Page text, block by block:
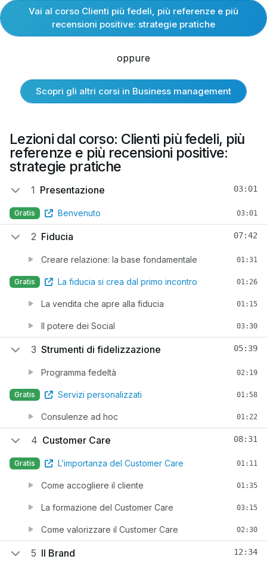
Vai al corso Clienti più fedeli, più referenze e più
recensioni positive: strategie pratiche
oppure
Scopri gli altri corsi in Business management
Lezioni dal corso: Clienti più fedeli, più
referenze e più recensioni positive:
strategie pratiche
1 Presentazione 03:01
Gratis Benvenuto 03:01
2 Fiducia 07:42
Creare relazione: la base fondamentale 01:31
Gratis La fiducia si crea dal primo incontro 01:26
La vendita che apre alla fiducia 01:15
Il potere dei Social 03:30
3 Strumenti di fidelizzazione 05:39
Programma fedeltà 02:19
Gratis Servizi personalizzati 01:58
Consulenze ad hoc 01:22
4 Customer Care 08:31
Gratis L’importanza del Customer Care 01:11
Come accogliere il cliente 01:35
La formazione del Customer Care 03:15
Come valorizzare il Customer Care 02:30
5 Il Brand 12:34